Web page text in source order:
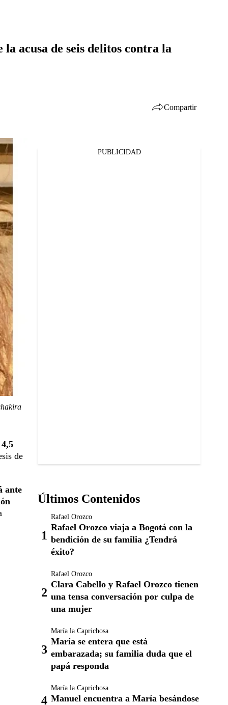
acusa de seis delitos contra la
Compartir
de
ante
PUBLICIDAD
Últimos Contenidos
Rafael Orozco
Rafael Orozco viaja a Bogotá con la
bendición de su familia ¿Tendrá
éxito?
Rafael Orozco
Clara Cabello y Rafael Orozco tienen
una tensa conversación por culpa de
una mujer
María la Caprichosa
María se entera que está
embarazada; su familia duda que el
papá responda
María la Caprichosa
Manuel encuentra a María besándose